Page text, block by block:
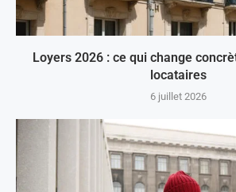
Loyers 2026 : ce qui change
locataires
6 juillet 2026